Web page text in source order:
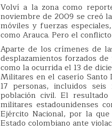
Volví a la zona como
noviembre de 2009 se creó
móviles y fuerzas
como Arauca. Pero el
Aparte de los crímenes de
desplazamientos forzados
como la ocurrida el 13 de
Militares en el caserío Santo
17 personas, incluidos
población civil. El
militares estadounidenses
Ejército Nacional, por la
Estado colombiano ante